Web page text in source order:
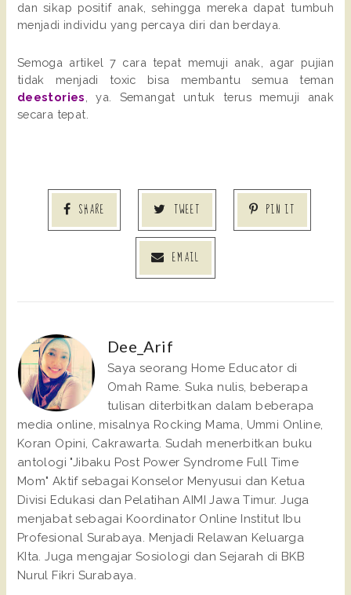
dan sikap positif anak, sehingga mereka dapat tumbuh
menjadi individu yang percaya diri dan berdaya.
Semoga artikel 7 cara tepat memuji anak, agar pujian
tidak menjadi toxic bisa membantu semua teman
deestories
, ya. Semangat untuk terus memuji anak
secara tepat.
SHARE TWEET PIN IT
EMAIL
Dee_Arif
Saya seorang Home Educator di
Omah Rame. Suka nulis, beberapa
tulisan diterbitkan dalam beberapa
media online, misalnya Rocking Mama, Ummi Online,
Koran Opini, Cakrawarta. Sudah menerbitkan buku
antologi "Jibaku Post Power Syndrome Full Time
Mom" Aktif sebagai Konselor Menyusui dan Ketua
Divisi Edukasi dan Pelatihan AIMI Jawa Timur. Juga
menjabat sebagai Koordinator Online Institut Ibu
Profesional Surabaya. Menjadi Relawan Keluarga
KIta. Juga mengajar Sosiologi dan Sejarah di BKB
Nurul Fikri Surabaya.